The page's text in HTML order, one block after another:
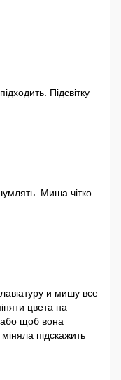
Підсвітку
Миша чітко
и мишу все
цвета на
або щоб вона
підскажить